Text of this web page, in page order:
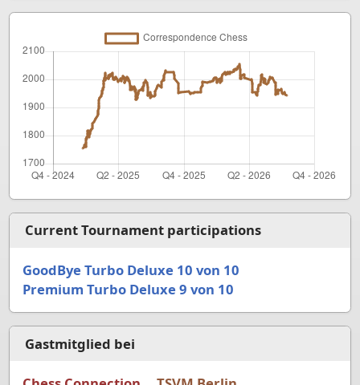
Current Tournament participations
GoodBye Turbo Deluxe 10 von 10
Premium Turbo Deluxe 9 von 10
Gastmitglied bei